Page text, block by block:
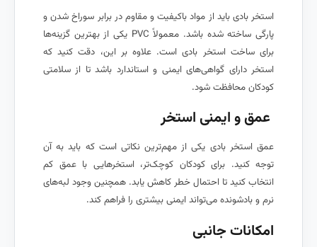
استخر بادی باید از مواد باکیفیت و مقاوم در برابر سوراخ شدن و
پارگی ساخته شده باشد. معمولاً PVC یکی از بهترین گزینه‌ها
برای ساخت استخر بادی است. علاوه بر این، دقت کنید که
استخر دارای گواهی‌های ایمنی و استاندارد باشد تا از سلامتی
کودکان محافظت شود.
عمق و ایمنی استخر
عمق استخر بادی یکی از مهم‌ترین نکاتی است که باید به آن
توجه کنید. برای کودکان کوچک‌تر، استخرهایی با عمق کم
انتخاب کنید تا احتمال خطر کاهش یابد. همچنین وجود لبه‌های
نرم و بادشونده می‌تواند ایمنی بیشتری را فراهم کند.
امکانات جانبی